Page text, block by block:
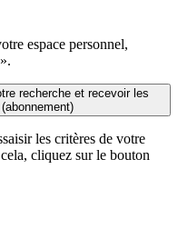
espace personnel,
recherche et recevoir les
les critères de votre
cliquez sur le bouton